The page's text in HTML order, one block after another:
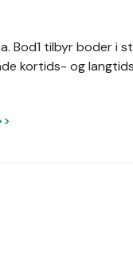
Bod1 tilbyr boder i
kortids- og